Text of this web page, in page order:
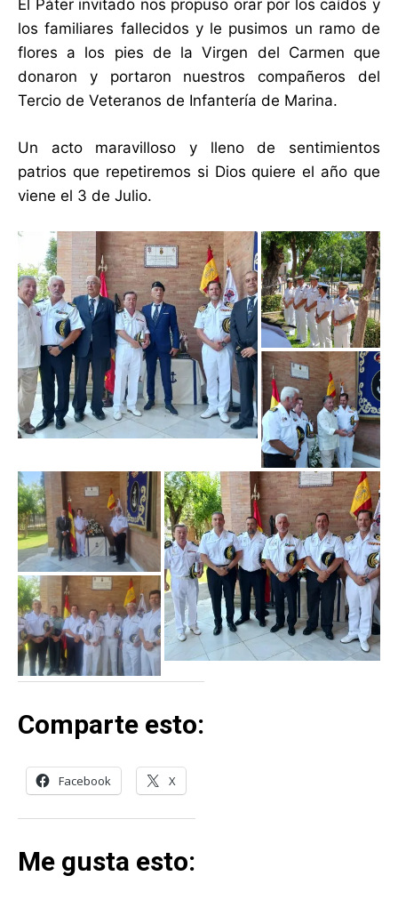
El Páter invitado nos propuso orar por los caídos y
los familiares fallecidos y le pusimos un ramo de
flores a los pies de la Virgen del Carmen que
donaron y portaron nuestros compañeros del
Tercio de Veteranos de Infantería de Marina.
Un acto maravilloso y lleno de sentimientos
patrios que repetiremos si Dios quiere el año que
viene el 3 de Julio.
Comparte esto:
Facebook X
Me gusta esto: